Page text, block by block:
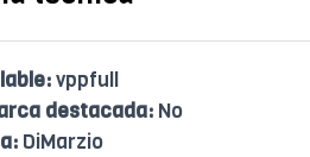
vppfull
destacada: No
DiMarzio